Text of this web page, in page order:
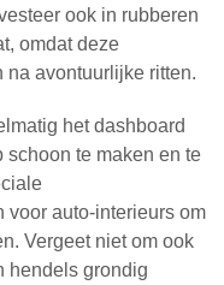
ook in rubberen
omdat deze
avontuurlijke ritten.
het dashboard
te maken en te
auto-interieurs om
Vergeet niet om ook
hendels grondig